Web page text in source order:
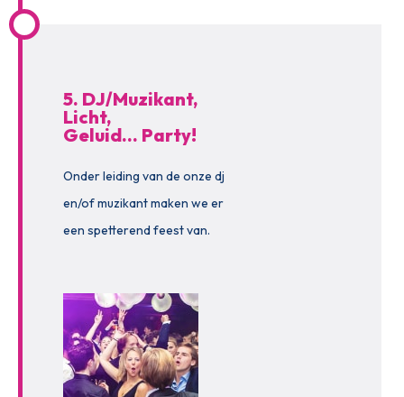
5. DJ/Muzikant,
Licht,
Geluid… Party!
Onder leiding van de onze dj
en/of muzikant maken we er
een spetterend feest van.